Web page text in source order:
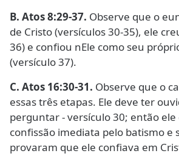
B. Atos 8:29-37. Observe que o
de Cristo (versículos 30-35), ele
36) e confiou nEle como seu
(versículo 37).
C. Atos 16:30-31. Observe que o
essas três etapas. Ele deve ter
perguntar - versículo 30; então ele
confissão imediata pelo batismo e
provaram que ele confiava em